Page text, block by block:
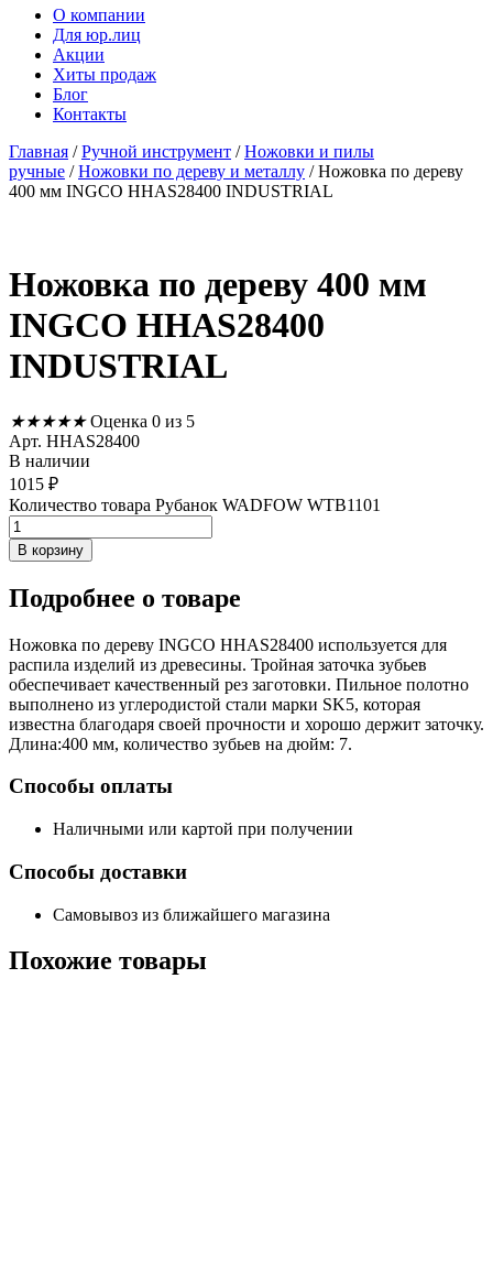
О компании
Для юр.лиц
Акции
Хиты продаж
Блог
Контакты
Главная /Ручной инструмент /Ножовки и пилы
ручные /Ножовки по дереву и металлу / Ножовка по дереву
400 мм INGCO HHAS28400 INDUSTRIAL
Ножовка по дереву 400 мм
INGCO HHAS28400
INDUSTRIAL
★★★★★ Оценка 0 из 5
Арт. HHAS28400
В наличии
1015 ₽
Количество товара Рубанок WADFOW WTB1101
В корзину
Подробнее о товаре
Ножовка по дереву INGCO HHAS28400 используется для
распила изделий из древесины. Тройная заточка зубьев
обеспечивает качественный рез заготовки. Пильное полотно
выполнено из углеродистой стали марки SK5, которая
известна благодаря своей прочности и хорошо держит заточку.
Длина:400 мм, количество зубьев на дюйм: 7.
Способы оплаты
Наличными или картой при получении
Способы доставки
Самовывоз из ближайшего магазина
Похожие товары